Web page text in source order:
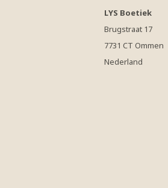
LYS Boetiek
Brugstraat 17
7731 CT Ommen
Nederland